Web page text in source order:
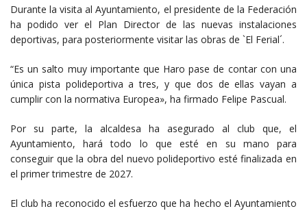
Durante la visita al Ayuntamiento, el presidente de la Federación
ha podido ver el Plan Director de las nuevas instalaciones
deportivas, para posteriormente visitar las obras de `El Ferial´.
“Es un salto muy importante que Haro pase de contar con una
única pista polideportiva a tres, y que dos de ellas vayan a
cumplir con la normativa Europea», ha firmado Felipe Pascual.
Por su parte, la alcaldesa ha asegurado al club que, el
Ayuntamiento, hará todo lo que esté en su mano para
conseguir que la obra del nuevo polideportivo esté finalizada en
el primer trimestre de 2027.
El club ha reconocido el esfuerzo que ha hecho el Ayuntamiento